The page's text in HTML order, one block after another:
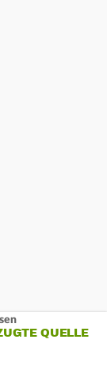
QUELLE